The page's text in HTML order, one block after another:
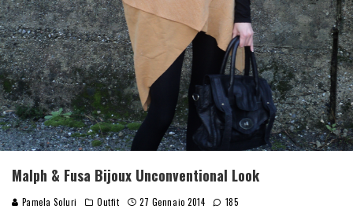
Malph & Fusa Bijoux Unconventional Look
Pamela Soluri Outfit 27 Gennaio 2014 185